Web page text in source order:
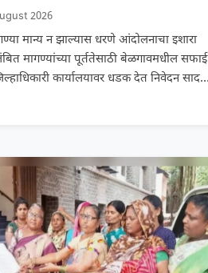
2026
मान्य न झाल्यास धरणे आंदोलनाचा इशारा
मागण्यांच्या पूर्ततेसाठी बेळगावमधील सफाई
कार्यालयावर धडक देत निवेदन सादर